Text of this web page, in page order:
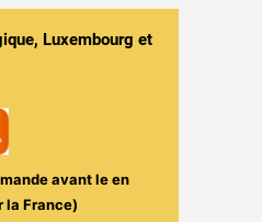
Luxembourg et
avant leen
la France)